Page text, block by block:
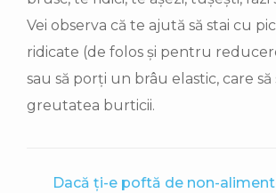
Vei observa că te ajută să stai cu
ridicate (de folos și pentru
sau să porți un brâu elastic, care să
greutatea burticii.
Dacă ți-e poftă de non-